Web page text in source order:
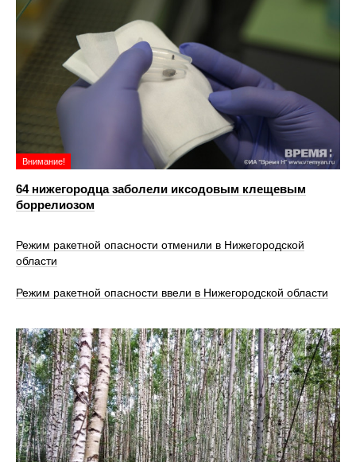
Внимание!
64 нижегородца заболели иксодовым клещевым
боррелиозом
Режим ракетной опасности отменили в Нижегородской
области
Режим ракетной опасности ввели в Нижегородской области